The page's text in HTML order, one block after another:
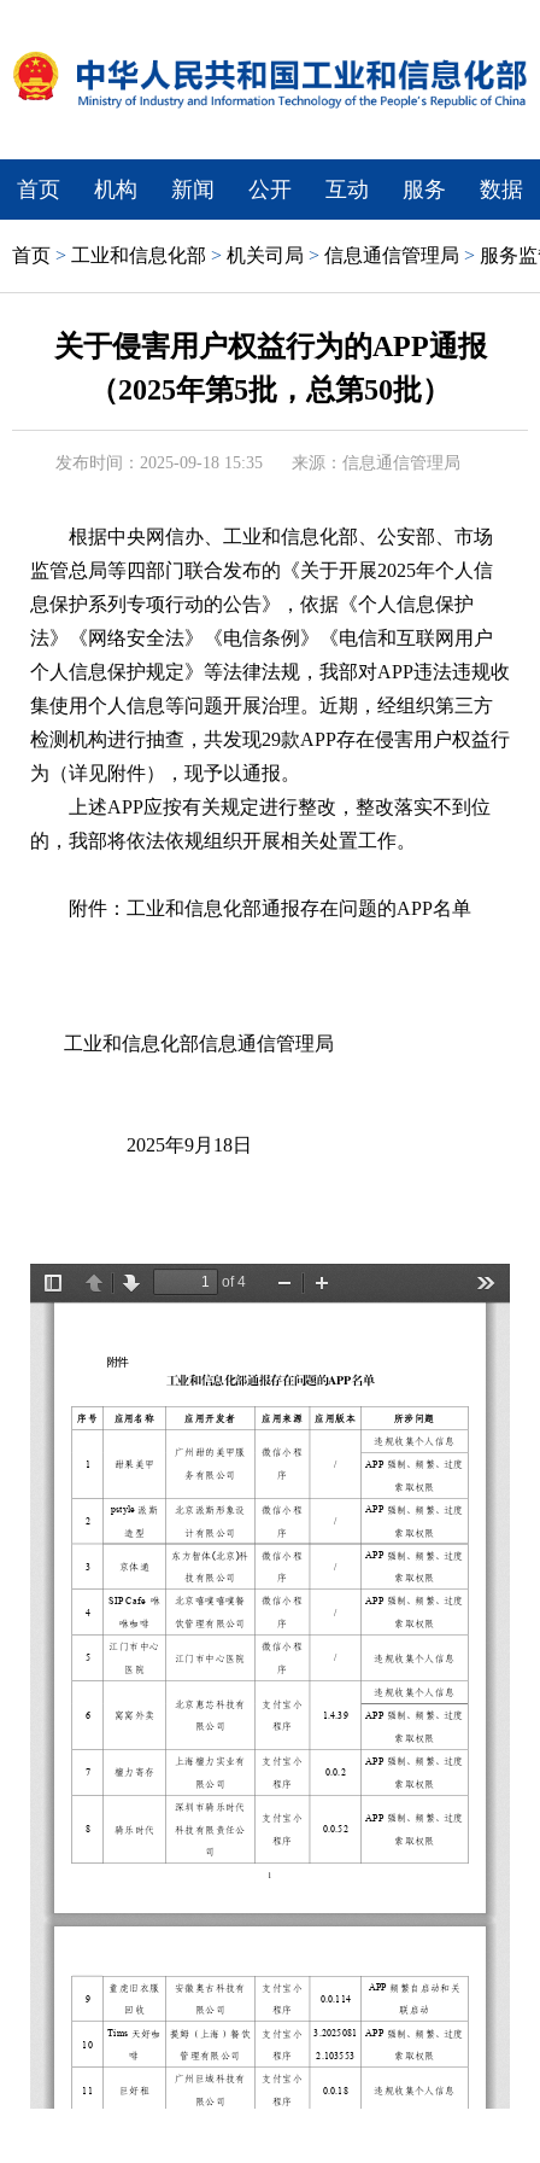
首页 机构 新闻 公开 互动 服务 数据
首页 > 工业和信息化部 > 机关司局 > 信息通信管理局 > 服务
关于侵害用户权益行为的APP通报
（2025年第5批，总第50批）
发布时间：2025-09-18 15:35 来源：信息通信管理局
根据中央网信办、工业和信息化部、公安部、市场
监管总局等四部门联合发布的《关于开展2025年个人信
息保护系列专项行动的公告》，依据《个人信息保护
法》《网络安全法》《电信条例》《电信和互联网用户
个人信息保护规定》等法律法规，我部对APP违法违规收
集使用个人信息等问题开展治理。近期，经组织第三方
检测机构进行抽查，共发现29款APP存在侵害用户权益行
为（详见附件），现予以通报。
上述APP应按有关规定进行整改，整改落实不到位
的，我部将依法依规组织开展相关处置工作。
附件：工业和信息化部通报存在问题的APP名单
工业和信息化部信息通信管理局
2025年9月18日